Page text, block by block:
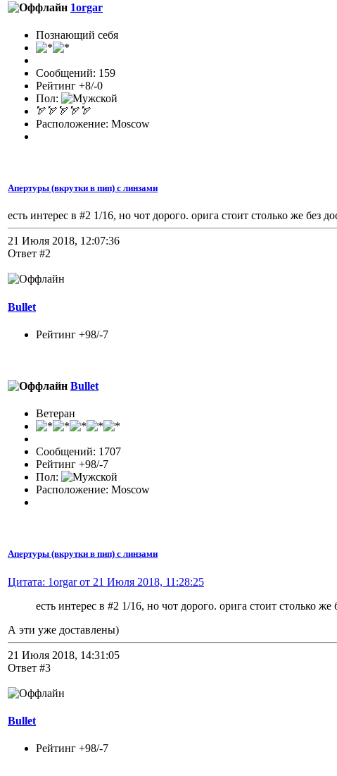
1orgar
Познающий себя
Сообщений: 159
Рейтинг +8/-0
Пол:
🏹🏹🏹🏹🏹
Расположение: Moscow
Апертуры (вкрутки в пип) с линзами
есть интерес в #2 1/16, но чот дорого. орига стоит столько же без
21 Июля 2018, 12:07:36
Ответ #2
Bullet
Рейтинг +98/-7
Bullet
Ветеран
Сообщений: 1707
Рейтинг +98/-7
Пол:
Расположение: Moscow
Апертуры (вкрутки в пип) с линзами
Цитата: 1orgar от 21 Июля 2018, 11:28:25
есть интерес в #2 1/16, но чот дорого. орига стоит столько же
А эти уже доставлены)
21 Июля 2018, 14:31:05
Ответ #3
Bullet
Рейтинг +98/-7